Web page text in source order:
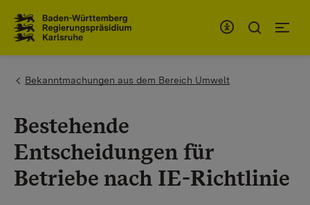
You are here:
Bekanntmachungen aus dem Bereich Umwelt
Bestehende
Entscheidungen für
Betriebe nach IE-Richtlinie